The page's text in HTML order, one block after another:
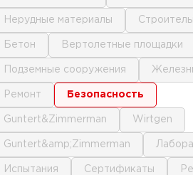
нерудные материалы
бетон вертолетные площадки
подземные сооружения
ремонт безопасность
Guntert&Zimmerman Wirtgen
Guntert&amp;Zimmerman
испытания сертификаты